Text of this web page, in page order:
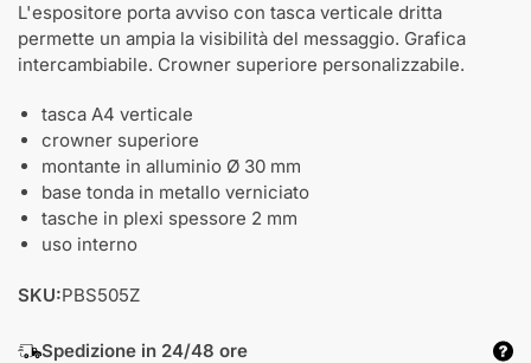
L'espositore porta avviso con tasca verticale dritta
permette un ampia la visibilità del messaggio. Grafica
intercambiabile. Crowner superiore personalizzabile.
tasca A4 verticale
crowner superiore
montante in alluminio Ø 30 mm
base tonda in metallo verniciato
tasche in plexi spessore 2 mm
uso interno
SKU:PBS505Z
Spedizione in 24/48 ore